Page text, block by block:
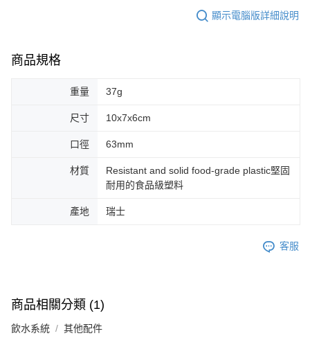
顯示電腦版詳細說明
商品規格
重量 37g
尺寸 10x7x6cm
口徑 63mm
材質
Resistant and solid food-grade plastic堅固
耐用的食品級塑料
產地 瑞士
客服
商品相關分類 (1)
飲水系統 其他配件